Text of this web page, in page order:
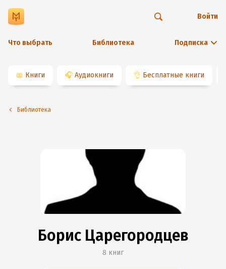
Что выбрать Библиотека Подписка
Войти
📖 Книги 🎧 Аудиокниги 👌 Бесплатные книги
Библиотека
Борис Царегородцев
8 книг